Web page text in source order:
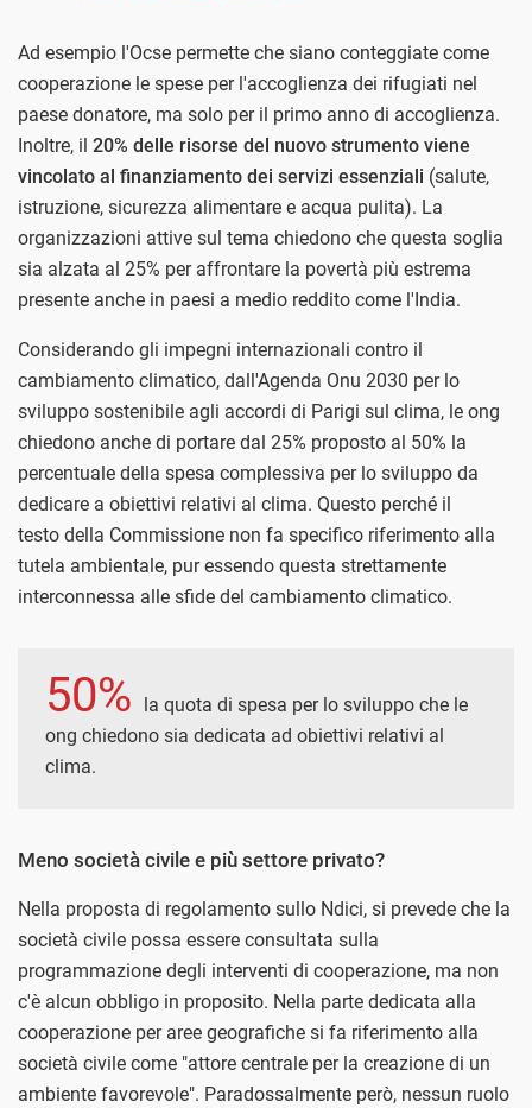
Ad esempio l'Ocse permette che siano conteggiate come
cooperazione le spese per l'accoglienza dei rifugiati nel
paese donatore, ma solo per il primo anno di accoglienza.
Inoltre, il 20% delle risorse del nuovo strumento viene
vincolato al finanziamento dei servizi essenziali (salute,
istruzione, sicurezza alimentare e acqua pulita). La
organizzazioni attive sul tema chiedono che questa soglia
sia alzata al 25% per affrontare la povertà più estrema
presente anche in paesi a medio reddito come l'India.
Considerando gli impegni internazionali contro il
cambiamento climatico, dall'Agenda Onu 2030 per lo
sviluppo sostenibile agli accordi di Parigi sul clima, le ong
chiedono anche di portare dal 25% proposto al 50% la
percentuale della spesa complessiva per lo sviluppo da
dedicare a obiettivi relativi al clima. Questo perché il
testo della Commissione non fa specifico riferimento alla
tutela ambientale, pur essendo questa strettamente
interconnessa alle sfide del cambiamento climatico.
50%
la quota di spesa per lo sviluppo che le
ong chiedono sia dedicata ad obiettivi relativi al
clima.
Meno società civile e più settore privato?
Nella proposta di regolamento sullo Ndici, si prevede che la
società civile possa essere consultata sulla
programmazione degli interventi di cooperazione, ma non
c'è alcun obbligo in proposito. Nella parte dedicata alla
cooperazione per aree geografiche si fa riferimento alla
società civile come "attore centrale per la creazione di un
ambiente favorevole". Paradossalmente però, nessun ruolo